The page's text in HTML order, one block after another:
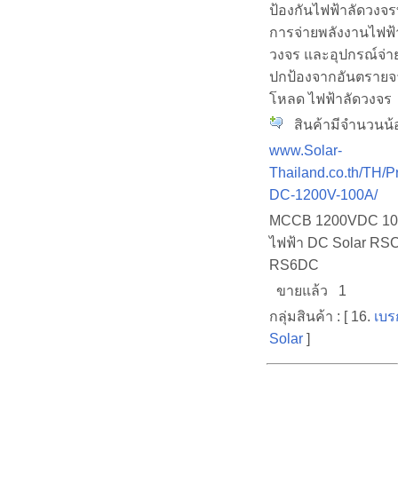
ป้องกันไฟฟ้าลัดวงจ
การจ่ายพลังงานไฟ
วงจร และอุปกรณ์จ่า
ปกป้องจากอันตรายจ
โหลด ไฟฟ้าลัดวงจร
สินค้ามีจำนวนน้
www.Solar-
Thailand.co.th/TH/
DC-1200V-100A/
MCCB 1200VDC
ไฟฟ้า DC Solar
RS6DC
ขายแล้ว 1
กลุ่มสินค้า : [ 16. เบ
Solar ]